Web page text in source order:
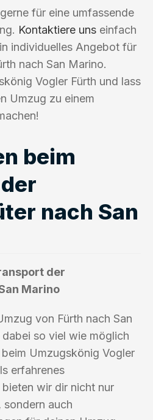
für eine umfassende
Kontaktiere uns einfach
individuelles Angebot für
nach San Marino.
Vogler Fürth und lass
Umzug zu einem
beim
nach San
der
Marino
von Fürth nach San
so viel wie möglich
Umzugskönig Vogler
erfahrenes
wir dir nicht nur
sondern auch